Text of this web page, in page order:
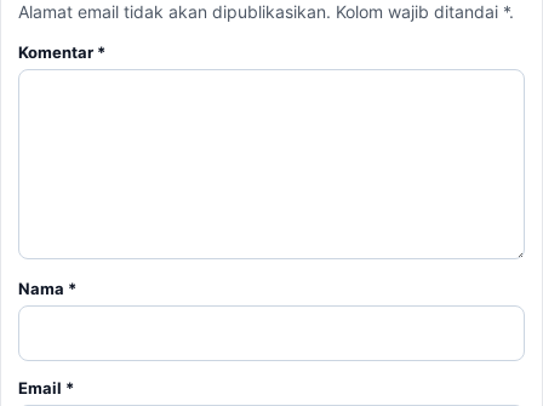
Alamat email tidak akan dipublikasikan. Kolom wajib ditandai *.
Komentar *
Nama *
Email *